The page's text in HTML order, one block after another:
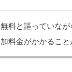
無料と謳っていなが
加料金がかかること